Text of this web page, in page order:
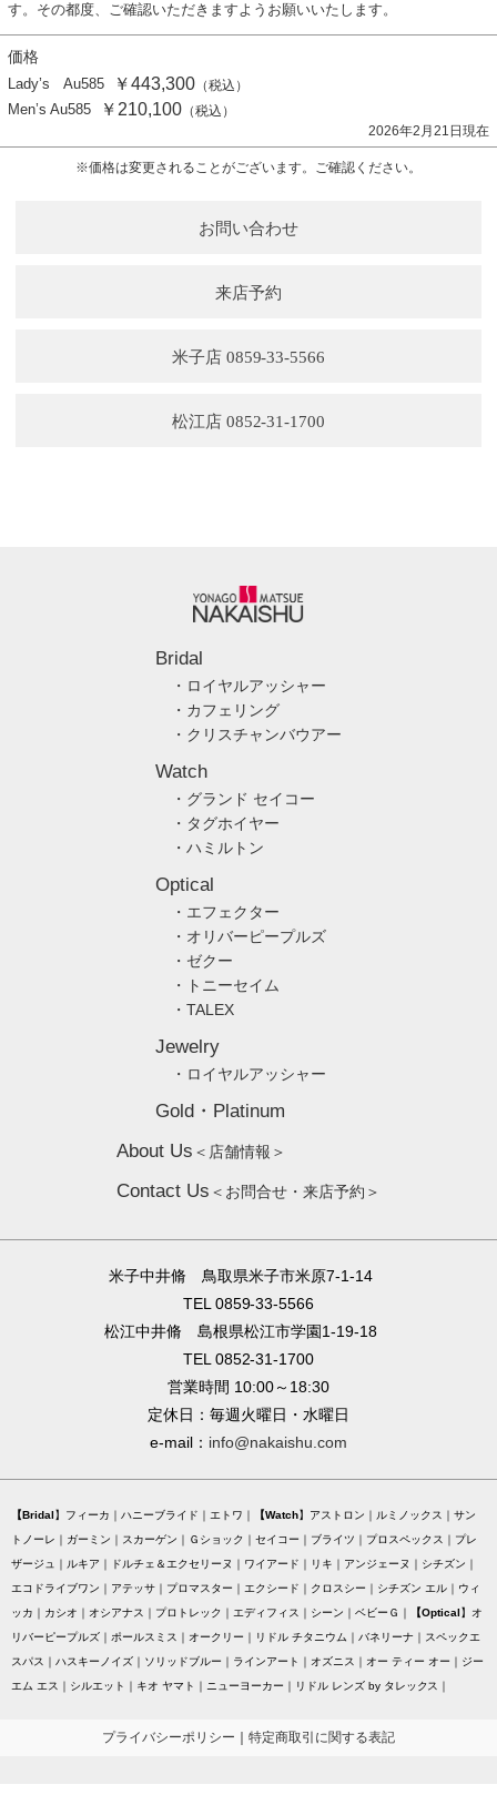
す。その都度、ご確認いただきますようお願いいたします。
価格
Lady’s Au585 ￥443,300（税込）
Men’s Au585 ￥210,100（税込）
2026年2月21日現在
※価格は変更されることがございます。ご確認ください。
お問い合わせ
来店予約
米子店 0859-33-5566
松江店 0852-31-1700
Bridal
・ロイヤルアッシャー
・カフェリング
・クリスチャンバウアー
Watch
・グランド セイコー
・タグホイヤー
・ハミルトン
Optical
・エフェクター
・オリバーピープルズ
・ゼクー
・トニーセイム
・TALEX
Jewelry
・ロイヤルアッシャー
Gold・Platinum
About Us ＜店舗情報＞
Contact Us ＜お問合せ・来店予約＞
米子中井脩 鳥取県米子市米原7-1-14
TEL 0859-33-5566
松江中井脩 島根県松江市学園1-19-18
TEL 0852-31-1700
営業時間 10:00～18:30
定休日：毎週火曜日・水曜日
e-mail： info@nakaishu.com
Bridal フィーカ ハニーブライド エトワ Watch アストロン ルミノックス
サン
トノーレ
ガーミン スカーゲン Ｇショック セイコー ブライツ プロスペックス
プレ
ザージュ
ルキア ドルチェ＆エクセリーヌ ワイアード リキ アンジェーヌ
シチズン
エコドライブワン
アテッサ プロマスター エクシード クロスシー シチズン エル
ウィ
ッカ
カシオ オシアナス プロトレック エディフィス シーン ベビーＧ Optical
オ
リバーピープルズ
ポールスミス オークリー リドル チタニウム バネリーナ
スペックエ
スパス
ハスキーノイズ ソリッドブルー ラインアート オズニス オー ティー オー
ジー
エム エス
シルエット キオ ヤマト ニューヨーカー リドル レンズ by タレックス
プライバシーポリシー 特定商取引に関する表記